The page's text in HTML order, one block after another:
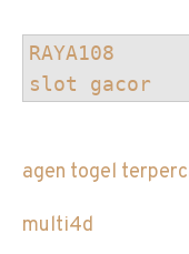
RAYA108
slot gacor
agen togel
multi4d